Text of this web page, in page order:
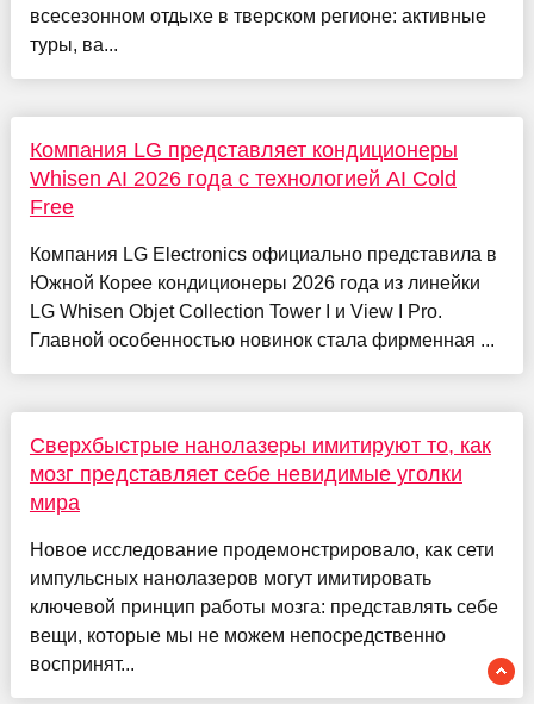
всесезонном отдыхе в тверском регионе: активные
туры, ва...
Компания LG представляет кондиционеры
Whisen AI 2026 года с технологией AI Cold
Free
Компания LG Electronics официально представила в
Южной Корее кондиционеры 2026 года из линейки
LG Whisen Objet Collection Tower I и View I Pro.
Главной особенностью новинок стала фирменная ...
Сверхбыстрые нанолазеры имитируют то, как
мозг представляет себе невидимые уголки
мира
Новое исследование продемонстрировало, как сети
импульсных нанолазеров могут имитировать
ключевой принцип работы мозга: представлять себе
вещи, которые мы не можем непосредственно
воспринят...